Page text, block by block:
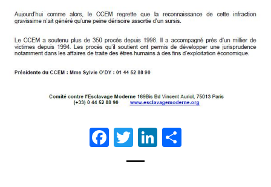
Facebook
TwitterLinkedIn